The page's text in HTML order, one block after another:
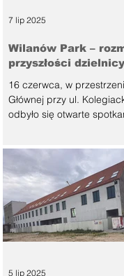
Wilanów Park –
przyszłości
konsultacyjnego, 16
czerwca 2025 r.
16 czerwca, w
Głównej przy ul.
odbyło się otwarte
7 lip 2025
5 lip 2025